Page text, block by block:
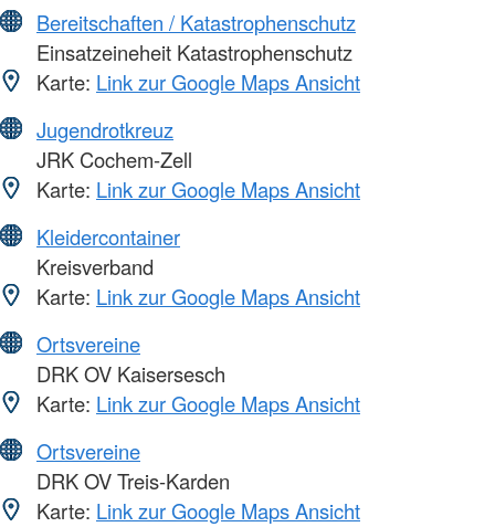
Bereitschaften / Katastrophenschutz
Einsatzeineheit Katastrophenschutz
Karte: Link zur Google Maps Ansicht
Jugendrotkreuz
JRK Cochem-Zell
Karte: Link zur Google Maps Ansicht
Kleidercontainer
Kreisverband
Karte: Link zur Google Maps Ansicht
Ortsvereine
DRK OV Kaisersesch
Karte: Link zur Google Maps Ansicht
Ortsvereine
DRK OV Treis-Karden
Karte: Link zur Google Maps Ansicht